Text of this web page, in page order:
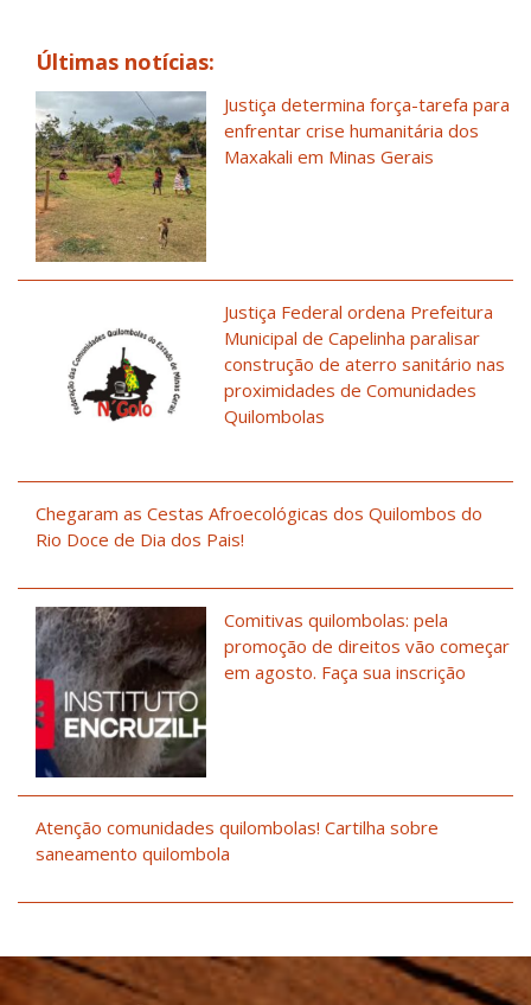
Últimas notícias:
Justiça determina força-tarefa para
enfrentar crise humanitária dos
Maxakali em Minas Gerais
Justiça Federal ordena Prefeitura
Municipal de Capelinha paralisar
construção de aterro sanitário nas
proximidades de Comunidades
Quilombolas
Chegaram as Cestas Afroecológicas dos Quilombos do
Rio Doce de Dia dos Pais!
Comitivas quilombolas: pela
promoção de direitos vão começar
em agosto. Faça sua inscrição
Atenção comunidades quilombolas! Cartilha sobre
saneamento quilombola